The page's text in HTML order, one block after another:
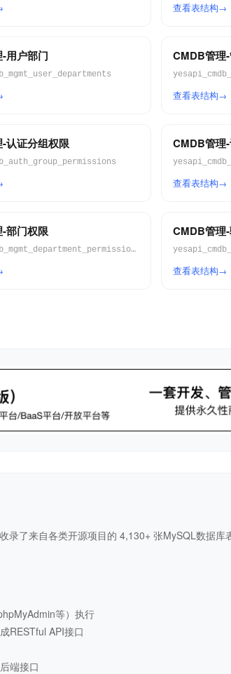
查看表结构
用户部门 CMDB管理
查看表结构
认证分组权限 CMDB管理
查看表结构
部门权限
yesapi_cmdb_mgmt_department_permissions
CMDB管理
查看表结构
了来自各类开源项目的 4,130+ 张MySQL数据
等）执行
RESTful API接口
端接口